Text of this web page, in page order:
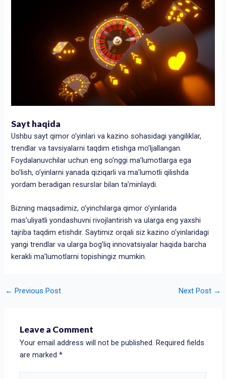
Sayt haqida
Ushbu sayt qimor o’yinlari va kazino sohasidagi yangiliklar,
trendlar va tavsiyalarni taqdim etishga mo’ljallangan.
Foydalanuvchilar uchun eng so’nggi ma’lumotlarga ega
bo’lish, o’yinlarni yanada qiziqarli va ma’lumotli qilishda
yordam beradigan resurslar bilan ta’minlaydi.
Bizning maqsadimiz, o’yinchilarga qimor o’yinlarida
mas’uliyatli yondashuvni rivojlantirish va ularga eng yaxshi
tajriba taqdim etishdir. Saytimiz orqali siz kazino o’yinlaridagi
yangi trendlar va ularga bog’liq innovatsiyalar haqida barcha
kerakli ma’lumotlarni topishingiz mumkin.
← Previous Post Next Post →
Leave a Comment
Your email address will not be published. Required fields
are marked*